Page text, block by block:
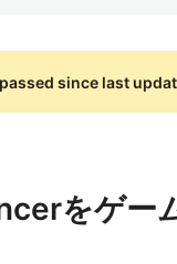
since last
をゲ